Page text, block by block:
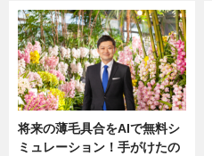
将来の薄毛具合をAIで無料シ
ミュレーション！手がけたの